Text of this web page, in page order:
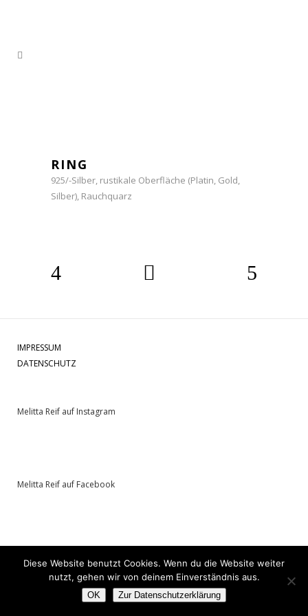
RING
925/-Silber, rustikale Oberfläche (Platin, Gold,
Silber), Rauchquarz
IMPRESSUM
DATENSCHUTZ
Melitta Reif auf Instagram
Melitta Reif auf Facebook
Diese Website benutzt Cookies. Wenn du die Website weiter
nutzt, gehen wir von deinem Einverständnis aus.
OK Zur Datenschutzerklärung